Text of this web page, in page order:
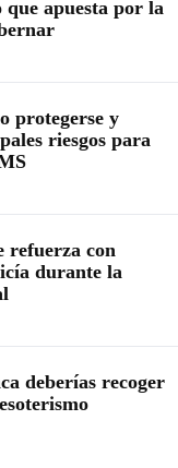
apuesta por la
protegerse y
riesgos para
refuerza con
durante la
deberías recoger